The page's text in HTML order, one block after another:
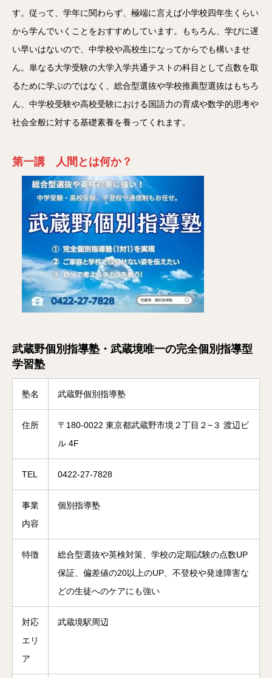
す。従って、学年に関わらず、極端に言えば小学校四年生くらい
から学んでいくことをおすすめしています。もちろん、学びに遅
い早いはないので、中学校や高校生になってからでも構いませ
ん。単なる大学受験の大学入学共通テストの科目として点数を取
るために学ぶのではなく、総合型選抜や学校推薦型選抜はもちろ
ん、中学校受験や高校受験における国語力の育成や数学的思考や
社会全般に対する基礎素養を養ってくれます。
第一講 人間とは何か？
武蔵野個別指導塾・武蔵境唯一の完全個別指導型
学習塾
塾名 武蔵野個別指導塾
住所
〒180-0022 東京都武蔵野市境２丁目２−３ 渡辺ビ
ル 4F
TEL 0422-27-7828
事業
内容
個別指導塾
特徴
総合型選抜や英検対策、学校の定期試験の点数UP
保証、偏差値の20以上のUP、不登校や発達障害な
どの生徒へのケアにも強い
対応
エリ
ア
武蔵境駅周辺